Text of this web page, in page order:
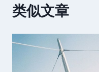
类似文章